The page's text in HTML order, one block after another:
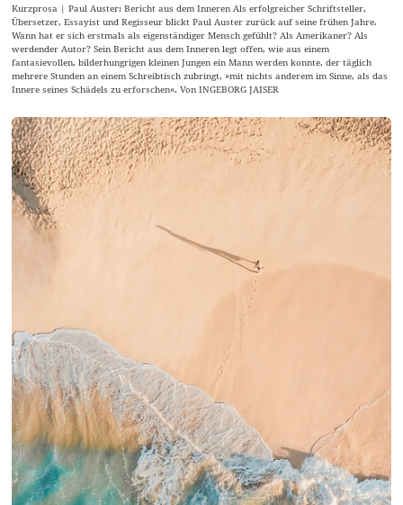
Kurzprosa | Paul Auster: Bericht aus dem Inneren Als erfolgreicher Schriftsteller,
Übersetzer, Essayist und Regisseur blickt Paul Auster zurück auf seine frühen Jahre.
Wann hat er sich erstmals als eigenständiger Mensch gefühlt? Als Amerikaner? Als
werdender Autor? Sein Bericht aus dem Inneren legt offen, wie aus einem
fantasievollen, bilderhungrigen kleinen Jungen ein Mann werden konnte, der täglich
mehrere Stunden an einem Schreibtisch zubringt, »mit nichts anderem im Sinne, als das
Innere seines Schädels zu erforschen«. Von INGEBORG JAISER